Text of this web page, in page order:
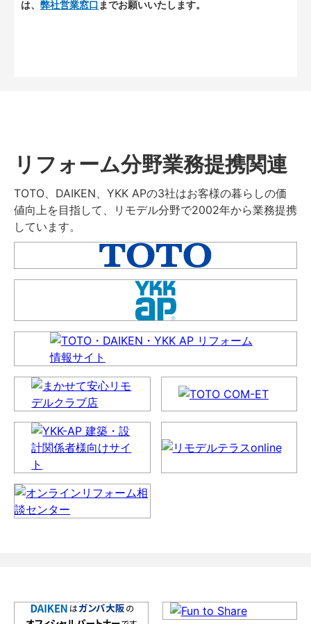
は、 弊社営業窓口 までお願いいたします。
リフォーム分野業務提携関連
TOTO、DAIKEN、YKK APの3社はお客様の暮らしの価
値向上を目指して、リモデル分野で2002年から業務提携
しています。